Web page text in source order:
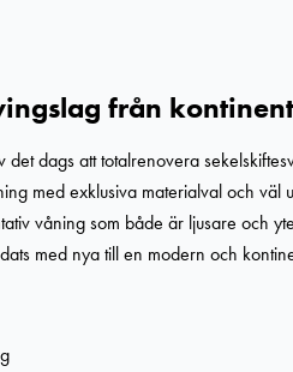
från
dags att totalrenovera
med exklusiva materialval och väl
våning som både är ljusare och
med nya till en modern och